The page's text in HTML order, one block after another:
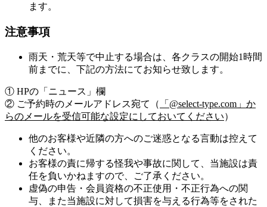
ます。
注意事項
雨天・荒天等で中止する場合は、各クラスの開始1時間
前までに、下記の方法にてお知らせ致します。
① HPの「ニュース」欄
② ご予約時のメールアドレス宛て（
「@select-type.com」か
らのメールを受信可能な設定にしておいてください）
他のお客様や近隣の方へのご迷惑となる言動は控えて
ください。
お客様の責に帰する怪我や事故に関して、当施設は責
任を負いかねますので、ご了承ください。
虚偽の申告・会員資格の不正使用・不正行為への関
与、また当施設に対して損害を与える行為等をされた